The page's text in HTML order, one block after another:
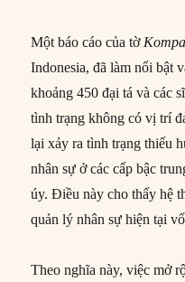
Một báo cáo của tờ
Indonesia, đã làm nổi bật
khoảng 450 đại tá và các
tình trạng không có vị trí
lại xảy ra tình trạng thiếu
nhân sự ở các cấp bậc
úy. Điều này cho thấy hệ
quản lý nhân sự hiện tại
Theo nghĩa này, việc mở